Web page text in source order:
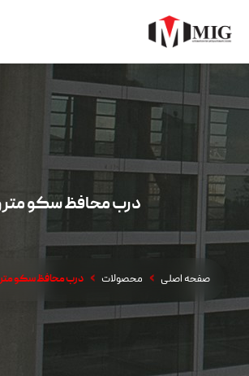
درب محافظ سکو
صفحه اصلی محصولات درب محافظ سکو